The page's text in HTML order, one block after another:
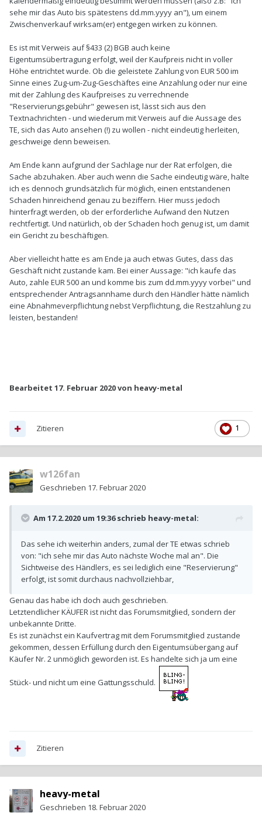
sehe mir das Auto bis spätestens dd.mm.yyyy an"), um einem
Zwischenverkauf wirksam(er) entgegen wirken zu können.
Es ist mit Verweis auf §433 (2) BGB auch keine
Eigentumsübertragung erfolgt, weil der Kaufpreis nicht in voller
Höhe entrichtet wurde. Ob die geleistete Zahlung von EUR 500 im
Sinne eines Zug-um-Zug-Geschäftes eine Anzahlung oder nur eine
mit der Zahlung des Kaufpreises zu verrechnende
"Reservierungsgebühr" gewesen ist, lässt sich aus den
Textnachrichten - und wiederum mit Verweis auf die Aussage des
TE, sich das Auto ansehen (!) zu wollen - nicht eindeutig herleiten,
geschweige denn beweisen.
Am Ende kann aufgrund der Sachlage nur der Rat erfolgen, die
Sache abzuhaken. Aber auch wenn die Sache eindeutig wäre, halte
ich es dennoch grundsätzlich für möglich, einen entstandenen
Schaden hinreichend genau zu beziffern. Hier muss jedoch
hinterfragt werden, ob der erforderliche Aufwand den Nutzen
rechtfertigt. Und natürlich, ob der Schaden hoch genug ist, um damit
ein Gericht zu beschäftigen.
Aber vielleicht hatte es am Ende ja auch etwas Gutes, dass das
Geschäft nicht zustande kam. Bei einer Aussage: "ich kaufe das
Auto, zahle EUR 500 an und komme bis zum dd.mm.yyyy vorbei" und
entsprechender Antragsannhame durch den Händler hätte nämlich
eine Abnahmeverpflichtung nebst Verpflichtung, die Restzahlung zu
leisten, bestanden!
Bearbeitet 17. Februar 2020von heavy-metal
1
Zitieren
w126fan
Geschrieben 17. Februar 2020
Am 17.2.2020 um 19:36 schrieb heavy-metal:
Das sehe ich weiterhin anders, zumal der TE etwas schrieb
von: "ich sehe mir das Auto nächste Woche mal an". Die
Sichtweise des Händlers, es sei lediglich eine "Reservierung"
erfolgt, ist somit durchaus nachvollziehbar,
Genau das habe ich doch auch geschrieben.
Letztendlicher KÄUFER ist nicht das Forumsmitglied, sondern der
unbekannte Dritte.
Es ist zunächst ein Kaufvertrag mit dem Forumsmitglied zustande
gekommen, dessen Erfüllung durch den Eigentumsübergang auf
Käufer Nr. 2 unmöglich geworden ist. Es handelte sich ja um eine
Stück- und nicht um eine Gattungsschuld.
Zitieren
heavy-metal
Geschrieben 18. Februar 2020